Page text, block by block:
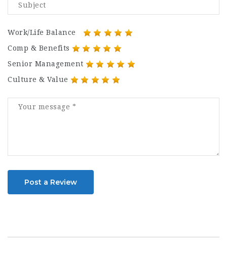
Work/Life Balance
Comp & Benefits
Senior Management
Culture & Value
Post a Review